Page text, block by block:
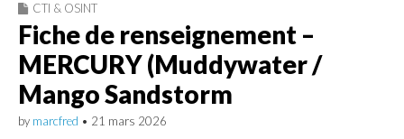
CTI & OSINT
Fiche de renseignement –
MERCURY (Muddywater /
Mango Sandstorm
by marcfred • 21 mars 2026